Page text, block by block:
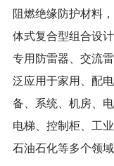
阻燃绝缘防护材料
体式复合型组合设
专用防雷器、交流
泛应用于家用、配
备、系统、机房、
电梯、控制柜、工
石油石化等多个领域